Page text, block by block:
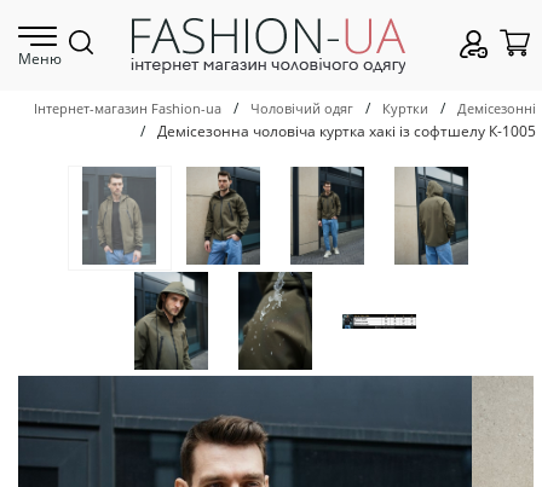
Меню
Інтернет-магазин Fashion-ua / Чоловічий одяг / Куртки / Демісезонні
/ Демісезонна чоловіча куртка хакі із софтшелу К-1005